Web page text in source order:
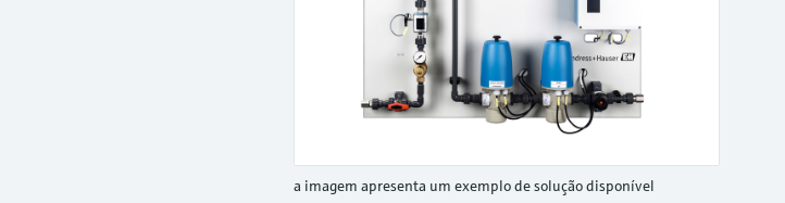
a imagem apresenta um exemplo de solução disponível